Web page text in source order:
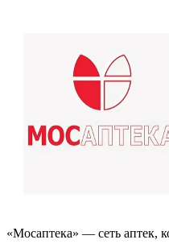
«Мосаптека» — сеть аптек,